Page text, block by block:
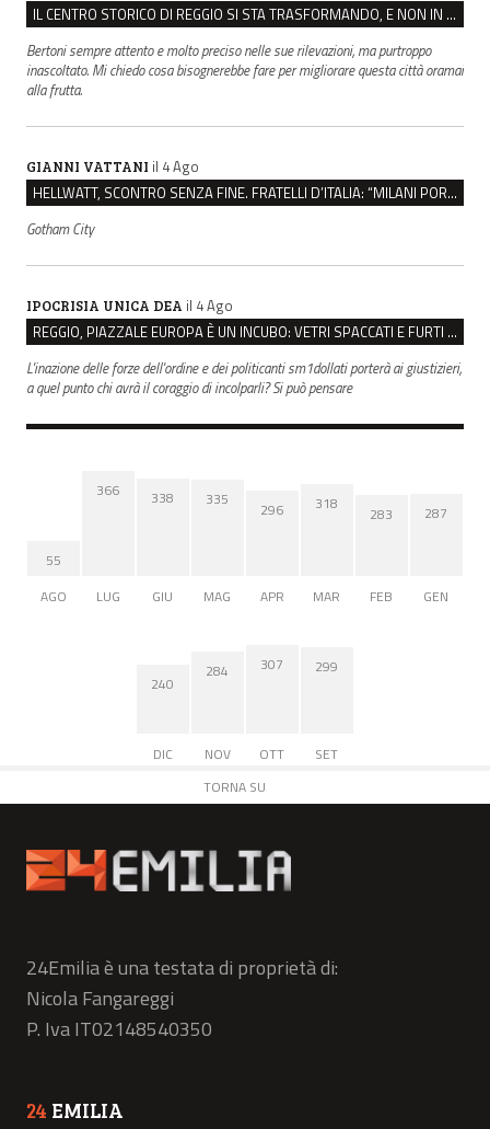
IL CENTRO STORICO DI REGGIO SI STA TRASFORMANDO, E NON IN MEGLIO
Bertoni sempre attento e molto preciso nelle sue rilevazioni, ma purtroppo
inascoltato. Mi chiedo cosa bisognerebbe fare per migliorare questa città oramai
alla frutta.
GIANNI VATTANI il 4 Ago
HELLWATT, SCONTRO SENZA FINE. FRATELLI D’ITALIA: “MILANI PORTA DOCUMENTI, DE FRANCO INSULTI”
Gotham City
IPOCRISIA UNICA DEA il 4 Ago
REGGIO, PIAZZALE EUROPA È UN INCUBO: VETRI SPACCATI E FURTI SULLE AUTO IN SOSTA
L'inazione delle forze dell'ordine e dei politicanti sm1dollati porterà ai giustizieri,
a quel punto chi avrà il coraggio di incolparli? Si può pensare
55
AGO
366
LUG
338
GIU
335
MAG
296
APR
318
MAR
283
FEB
287
GEN
240
DIC
284
NOV
307
OTT
299
SET
TORNA SU
24Emilia è una testata di proprietà di:
Nicola Fangareggi
P. Iva IT02148540350
24 EMILIA